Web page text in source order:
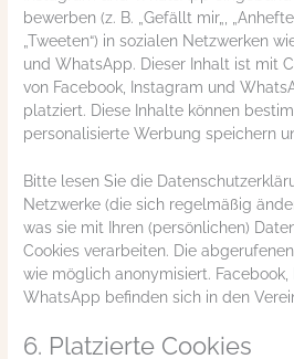
bewerben (z. B. „Gefällt mir„,
„Tweeten“) in sozialen Netzwerken
und WhatsApp. Dieser Inhalt ist mit
von Facebook, Instagram und
platziert. Diese Inhalte können
personalisierte Werbung speichern
Bitte lesen Sie die
Netzwerke (die sich regelmäßig
was sie mit Ihren (persönlichen)
Cookies verarbeiten. Die
wie möglich anonymisiert. Facebook,
WhatsApp befinden sich in den
6. Platzierte Cookies